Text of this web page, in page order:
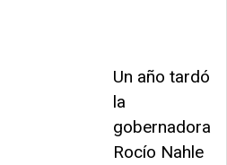
Un año tardó
la
gobernadora
Rocío Nahle